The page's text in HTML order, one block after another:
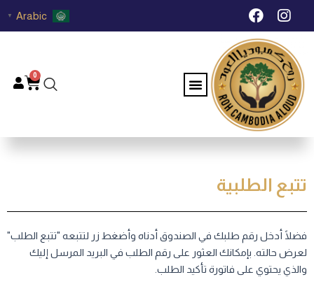
تخطي I
n
s
t
a
g
r
a
m
F
a
c
e
b
o
o
k
Arabic
▼
Menu
0
تتبع الطلبية
فضلًا أدخل رقم طلبك في الصندوق أدناه وأضغط زر لتتبعه "تتبع الطلب"
لعرض حالته. بإمكانك العثور على رقم الطلب في البريد المرسل إليك
والذي يحتوي على فاتورة تأكيد الطلب.